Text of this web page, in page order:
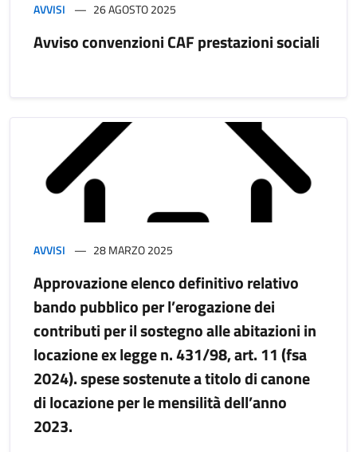
AVVISI 26 AGOSTO 2025
Avviso convenzioni CAF prestazioni sociali
AVVISI 28 MARZO 2025
Approvazione elenco definitivo relativo
bando pubblico per l’erogazione dei
contributi per il sostegno alle abitazioni in
locazione ex legge n. 431/98, art. 11 (fsa
2024). spese sostenute a titolo di canone
di locazione per le mensilità dell’anno
2023.